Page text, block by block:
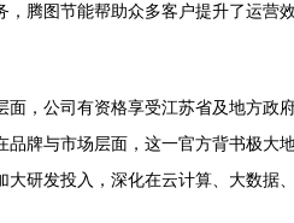
腾图节能帮助众多客户提升了运
，公司有资格享受江苏省及地方
牌与市场层面，这一官方背书极
研发投入，深化在云计算、大数据